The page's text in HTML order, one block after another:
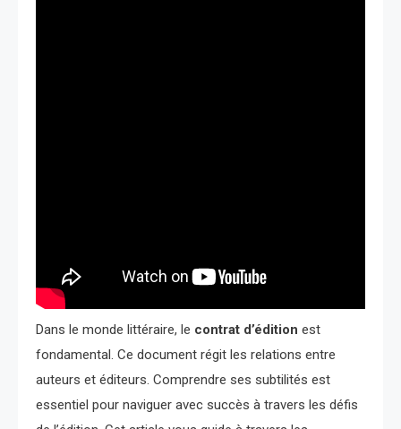
Dans le monde littéraire, le contrat d’édition est
fondamental. Ce document régit les relations entre
auteurs et éditeurs. Comprendre ses subtilités est
essentiel pour naviguer avec succès à travers les défis